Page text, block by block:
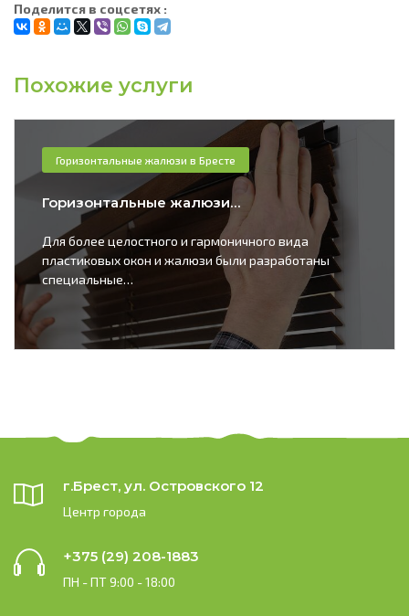
Поделится в соцсетях :
Похожие услуги
Горизонтальные жалюзи в Бресте
Горизонтальные жалюзи…
Для более целостного и гармоничного вида
пластиковых окон и жалюзи были разработаны
специальные…
г.Брест, ул. Островского 12
Центр города
+375 (29) 208-1883
ПН - ПТ 9:00 - 18:00